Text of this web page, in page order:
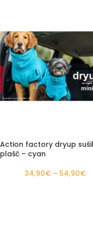
Action factory dryup
plašč – cyan
34,90€ – 54,90€